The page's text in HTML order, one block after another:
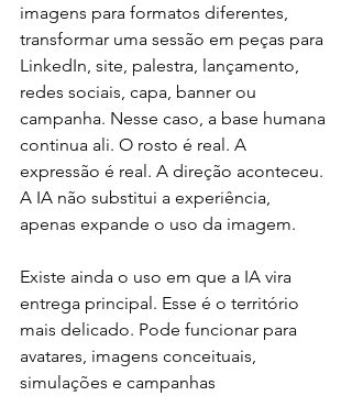
imagens para formatos diferentes,
transformar uma sessão em peças para
LinkedIn, site, palestra, lançamento,
redes sociais, capa, banner ou
campanha. Nesse caso, a base humana
continua ali. O rosto é real. A
expressão é real. A direção aconteceu.
A IA não substitui a experiência,
apenas expande o uso da imagem.
Existe ainda o uso em que a IA vira
entrega principal. Esse é o território
mais delicado. Pode funcionar para
avatares, imagens conceituais,
simulações e campanhas